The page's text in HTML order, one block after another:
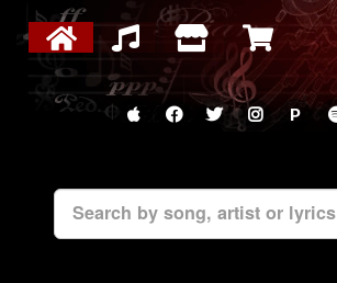
P
Search by song, artist or lyrics